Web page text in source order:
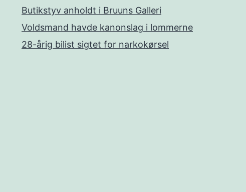
Butikstyv anholdt i Bruuns Galleri
Voldsmand havde kanonslag i lommerne
28-årig bilist sigtet for narkokørsel